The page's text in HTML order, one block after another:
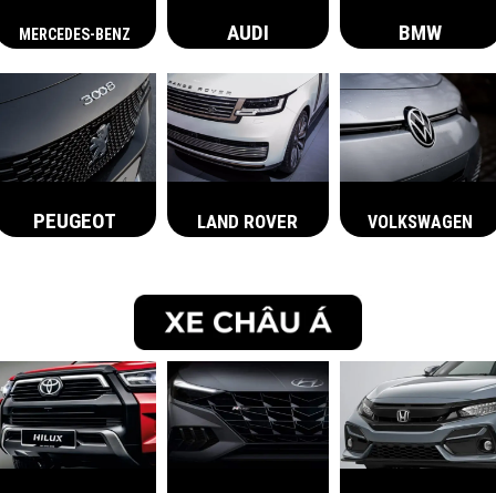
MERCEDES-BENZ AUDI BMW
PEUGEOT LAND ROVER VOLKSWAGEN